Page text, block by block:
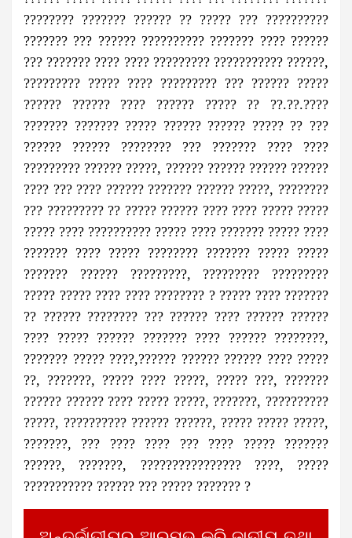
???????? ??????? ?????? ?? ????? ??? ??????????
??????? ??? ?????? ?????????? ??????? ???? ??????
??? ??????? ???? ???? ????????? ??????????? ??????,
????????? ????? ???? ????????? ??? ?????? ?????
?????? ?????? ???? ?????? ????? ?? ??.??.????
??????? ??????? ????? ?????? ?????? ????? ?? ???
?????? ?????? ???????? ??? ??????? ???? ????
????????? ?????? ?????, ?????? ?????? ?????? ??????
???? ??? ???? ?????? ??????? ?????? ?????, ????????
??? ????????? ?? ????? ?????? ???? ???? ????? ?????
????? ???? ?????????? ????? ???? ??????? ????? ????
??????? ???? ????? ???????? ??????? ????? ?????
??????? ?????? ?????????, ????????? ?????????
????? ????? ???? ???? ???????? ? ????? ???? ???????
?? ?????? ???????? ??? ?????? ???? ?????? ??????
???? ????? ?????? ??????? ???? ?????? ????????,
??????? ????? ????,?????? ?????? ?????? ???? ?????
??, ???????, ????? ???? ?????, ????? ???, ???????
?????? ?????? ???? ????? ?????, ???????, ??????????
?????, ?????????? ?????? ??????, ????? ????? ?????,
???????, ??? ???? ???? ??? ???? ????? ???????
??????, ???????, ???????????????? ????, ?????
??????????? ?????? ??? ????? ??????? ?